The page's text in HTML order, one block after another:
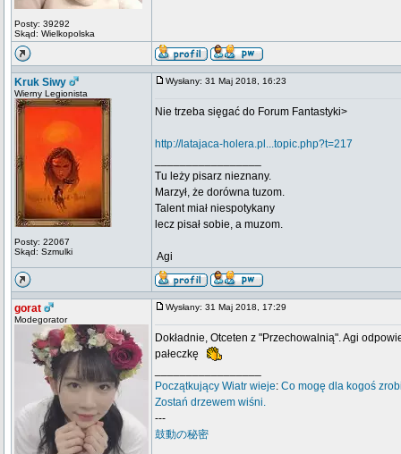
Posty: 39292
Skąd: Wielkopolska
Kruk Siwy
Wierny Legionista
Posty: 22067
Skąd: Szmulki
Wysłany: 31 Maj 2018, 16:23
Nie trzeba sięgać do Forum Fantastyki>
http://latajaca-holera.pl...topic.php?t=217
Tu leży pisarz nieznany.
Marzył, że dorówna tuzom.
Talent miał niespotykany
lecz pisał sobie, a muzom.
 Agi
gorat
Modegorator
Wysłany: 31 Maj 2018, 17:29
Dokładnie, Otceten z "Przechowalnią". Agi
pałeczkę
Początkujący Wiatr wieje: Co mogę dla kogoś
Zostań drzewem wiśni.
---
鼓動の秘密